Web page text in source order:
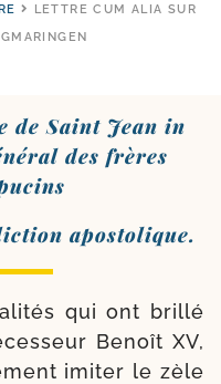
LETTRE CUM ALIA SUR
de Saint Jean in
des frères
apostolique.
qui ont brillé
Benoît XV,
imi­ter le zèle